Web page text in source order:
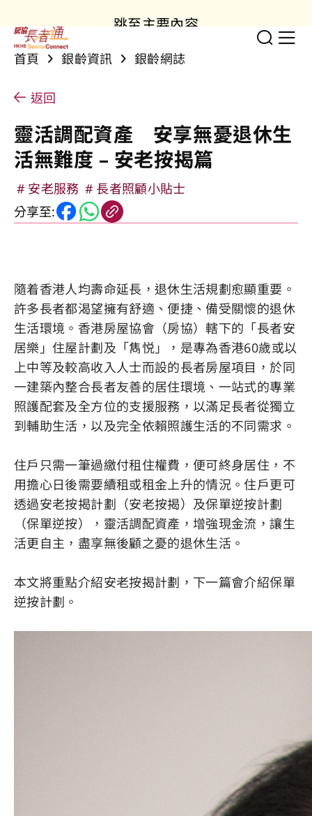
跳至主要內容
切換
顯
首頁 銀齡資訊 銀齡網誌
返回
靈活調配資產 安享無憂退休生
活無難度 – 安老按揭篇
安老服務
長者照顧小貼士
分享至:
隨着香港人均壽命延長，退休生活規劃愈顯重要。
許多長者都渴望擁有舒適、便捷、備受關懷的退休
生活環境。香港房屋協會（房協）轄下的「長者安
居樂」住屋計劃及「雋悦」，是專為香港60歲或以
上中等及較高收入人士而設的長者房屋項目，於同
一建築內整合長者友善的居住環境、一站式的專業
照護配套及全方位的支援服務，以滿足長者從獨立
到輔助生活，以及完全依賴照護生活的不同需求。
住戶只需一筆過繳付租住權費，便可終身居住，不
用擔心日後需要續租或租金上升的情況。住戶更可
透過安老按揭計劃（安老按揭）及保單逆按計劃
（保單逆按），靈活調配資產，增強現金流，讓生
活更自主，盡享無後顧之憂的退休生活。
本文將重點介紹安老按揭計劃，下一篇會介紹保單
逆按計劃。